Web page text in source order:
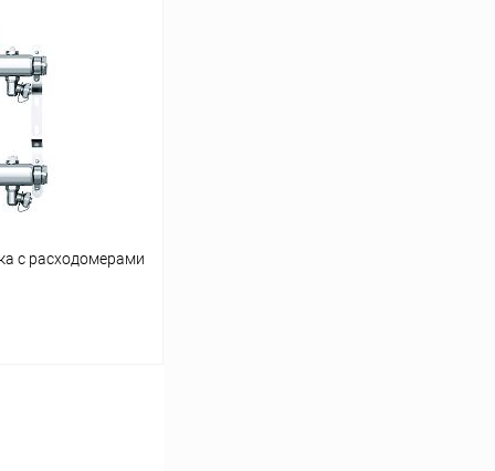
Сравнение
с расходомерами